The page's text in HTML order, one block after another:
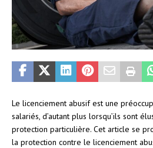
Le licenciement abusif est une
salariés, d’autant plus lorsqu’ils sont
protection particulière. Cet article se
la protection contre le licenciement